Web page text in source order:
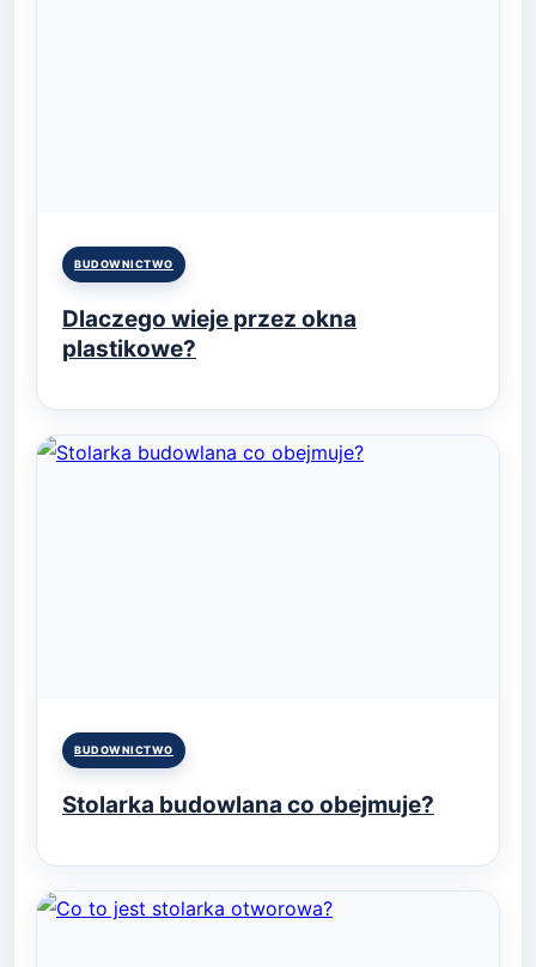
Posted
BUDOWNICTWO
Dlaczego wieje przez okna
plastikowe?
Posted
BUDOWNICTWO
Stolarka budowlana co obejmuje?